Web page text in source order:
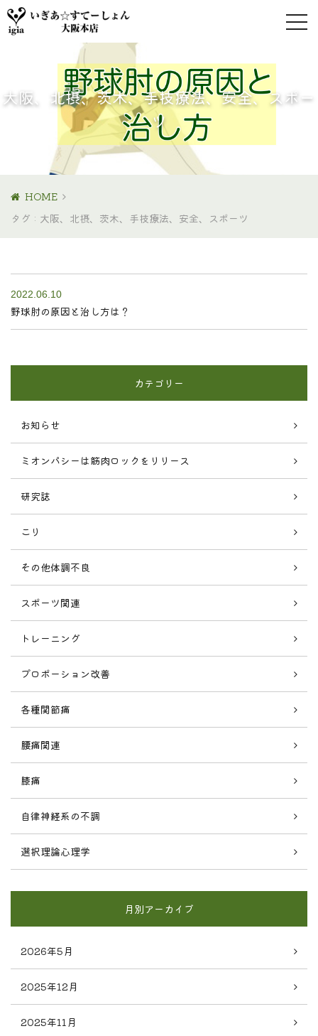
大阪、北摂、茨木、手技療法、安全、スポー
ツ
HOME
タグ : 大阪、北摂、茨木、手技療法、安全、スポーツ
2022.06.10
野球肘の原因と治し方は？
カテゴリー
お知らせ
ミオンパシーは筋肉ロックをリリース
研究誌
こり
その他体調不良
スポーツ関連
トレーニング
プロポーション改善
各種関節痛
腰痛関連
膝痛
自律神経系の不調
選択理論心理学
月別アーカイブ
2026年5月
2025年12月
2025年11月